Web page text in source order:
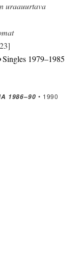
uraauurtava
Singles 1979–1985
1986–90 • 1990